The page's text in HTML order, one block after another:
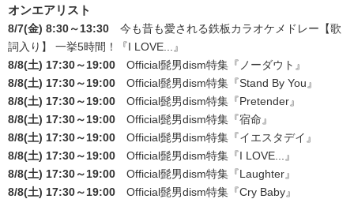
オンエアリスト
8/7(金) 8:30～13:30
今も昔も愛される鉄板カラオケメドレー【歌
詞入り】 一挙5時間！
『I LOVE...』
8/8(土) 17:30～19:00
Official髭男dism特集 『ノーダウト』
8/8(土) 17:30～19:00
Official髭男dism特集 『Stand By You』
8/8(土) 17:30～19:00
Official髭男dism特集 『Pretender』
8/8(土) 17:30～19:00
Official髭男dism特集 『宿命』
8/8(土) 17:30～19:00
Official髭男dism特集 『イエスタデイ』
8/8(土) 17:30～19:00
Official髭男dism特集 『I LOVE...』
8/8(土) 17:30～19:00
Official髭男dism特集 『Laughter』
8/8(土) 17:30～19:00
Official髭男dism特集 『Cry Baby』